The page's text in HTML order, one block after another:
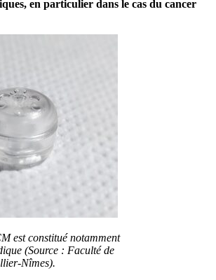
en particulier dans le cas du cancer
est constitué notamment
(Source : Faculté de
Nîmes).